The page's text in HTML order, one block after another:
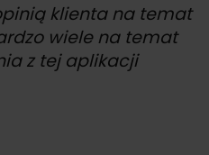
klienta na temat
wiele na temat
z tej aplikacji